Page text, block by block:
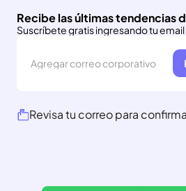
Recibe las últimas tendencias
Suscríbete gratis ingresando tu email
Revisa tu correo para